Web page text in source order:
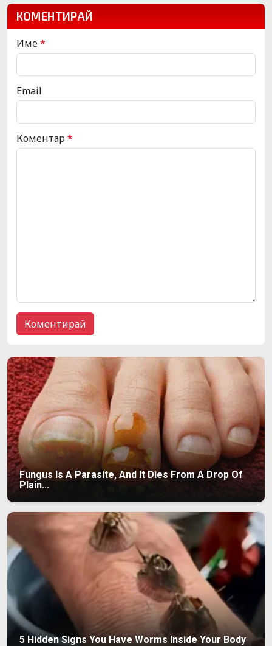
КОМЕНТИРАЙ
Име*
Email
Коментар*
Fungus Is A Parasite, And It Dies From A Drop Of
Plain...
5 Hidden Signs You Have Worms Inside Your Body